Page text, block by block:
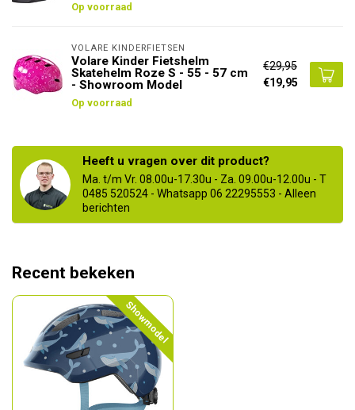
Op voorraad
VOLARE KINDERFIETSEN
Volare Kinder Fietshelm
Skatehelm Roze S - 55 - 57 cm
- Showroom Model
Op voorraad
€29,95
€19,95
Heeft u vragen over dit product?
Ma. t/m Vr. 08.00u-17.30u - Za. 09.00u-12.00u - T
0485 520524 - Whatsapp 06 22295553 - Alleen
berichten
Recent bekeken
Showmodel